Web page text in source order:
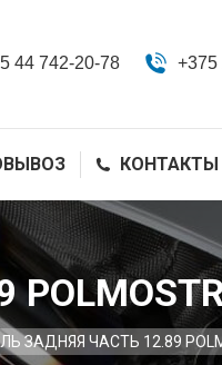
44 742-20-78 +375
КОНТАКТЫ
ЗАДНЯЯ ЧАСТЬ 12.89